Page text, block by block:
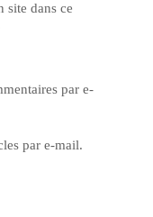
site dans ce
par e-
par e-mail.